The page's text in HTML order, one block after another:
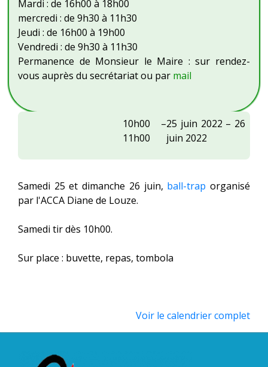
Mardi : de 16h00 à 18h00
mercredi : de 9h30 à 11h30
Jeudi : de 16h00 à 19h00
Vendredi : de 9h30 à 11h30
Permanence de Monsieur le Maire : sur rendez-
vous auprès du secrétariat ou par mail
ACCA
Louze
ball-
trap
10h00
–
11h00
25 juin 2022 – 26
juin 2022
Samedi 25 et dimanche 26 juin, ball-trap organisé
par l'ACCA Diane de Louze.
Samedi tir dès 10h00.
Sur place : buvette, repas, tombola
Voir le calendrier complet